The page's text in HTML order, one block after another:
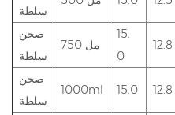
سلطة
صحن
سلطة
750 مل
15.
0
12.8
صحن
سلطة
1000ml 15.0 12.8